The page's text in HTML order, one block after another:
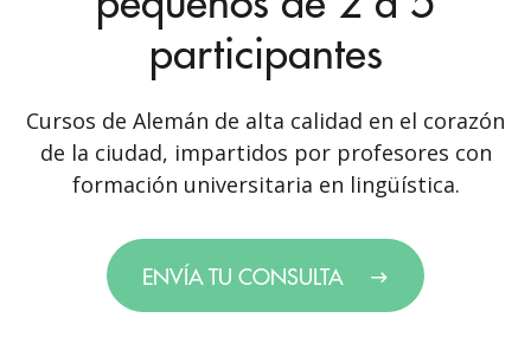
participantes
Cursos de Alemán de alta calidad en el corazón
de la ciudad, impartidos por profesores con
formación universitaria en lingüística.
ENVÍA TU CONSULTA